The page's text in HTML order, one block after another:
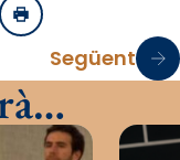
Imprimir
Següent